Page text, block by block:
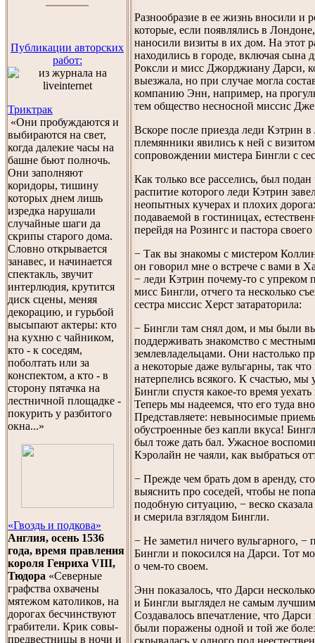
Публикации авторских
работ:
Триктрак
«Они пробуждаются и
выбираются на свет,
когда далекие часы на
башне бьют полночь.
Они заполняют
коридоры, тишину
которых днем лишь
изредка нарушали
случайные шаги да
скрипы старого дома.
Словно открывается
занавес, и начинается
спектакль, звучит
интерлюдия, крутится
диск сцены, меняя
декорацию, и гурьбой
высыпают актеры: кто
на кухню с чайником,
кто - к соседям,
поболтать или за
конспектом, а кто - в
сторону пятачка на
лестничной площадке -
покурить у разбитого
окна...»
«Гвоздь и подкова»
Англия, осень 1536
года, время правления
короля Генриха VIII,
Тюдора «Северные
графства охвачены
мятежом католиков, на
дорогах бесчинствуют
грабители. Крик совы-
предвестницы в ночи и
Разнообразие в ее жизнь вносили и
которые, если появлялись в
наносили визиты в их дом. На этот
находились в городе, включая сына
Роксли и мисс Джорджиану Дарси,
выезжала, но при случае могла
компанию Энн, например, на
тем общество несносной миссис
Вскоре после приезда леди Кэтрин
племянники явились к ней с
сопровождении мистера Бингли с
Как только все расселись, был
распитие которого леди Кэтрин
неопытных кучерах и плохих
подаваемой в гостиницах,
перейдя на Розингс и пастора
− Так вы знакомы с мистером
он говорил мне о встрече с вами в
− леди Кэтрин почему-то с упреком
мисс Бингли, отчего та несколько
сестра миссис Херст затараторила:
− Бингли там снял дом, и мы были
поддерживать знакомство с
землевладельцами. Они настолько
а некоторые даже вульгарны, так
натерпелись всякого. К счастью, мы
Бингли спустя какое-то время
Теперь мы надеемся, что его туда
Представляете: невыносимые
обустроенные без капли вкуса!
был тоже дать бал. Ужасное
Кэролайн не чаяли, как выбраться
− Прежде чем брать дом в аренду,
выяснить про соседей, чтобы не
подобную ситуацию, − веско
и смерила взглядом Бингли.
− Не заметил ничего вульгарного, −
Бингли и покосился на Дарси. Тот
о чем-то своем.
Энн показалось, что Дарси
и Бингли выглядел не самым
Создавалось впечатление, что
были поражены одной и той же
скрывалась у одного под